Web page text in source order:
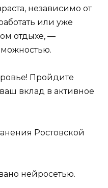
независимо от
или уже
отдыхе, —
Пройдите
вклад в активное
Ростовской
нейросетью.